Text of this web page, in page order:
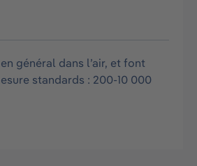
général dans l’air, et font
standards : 200-10 000